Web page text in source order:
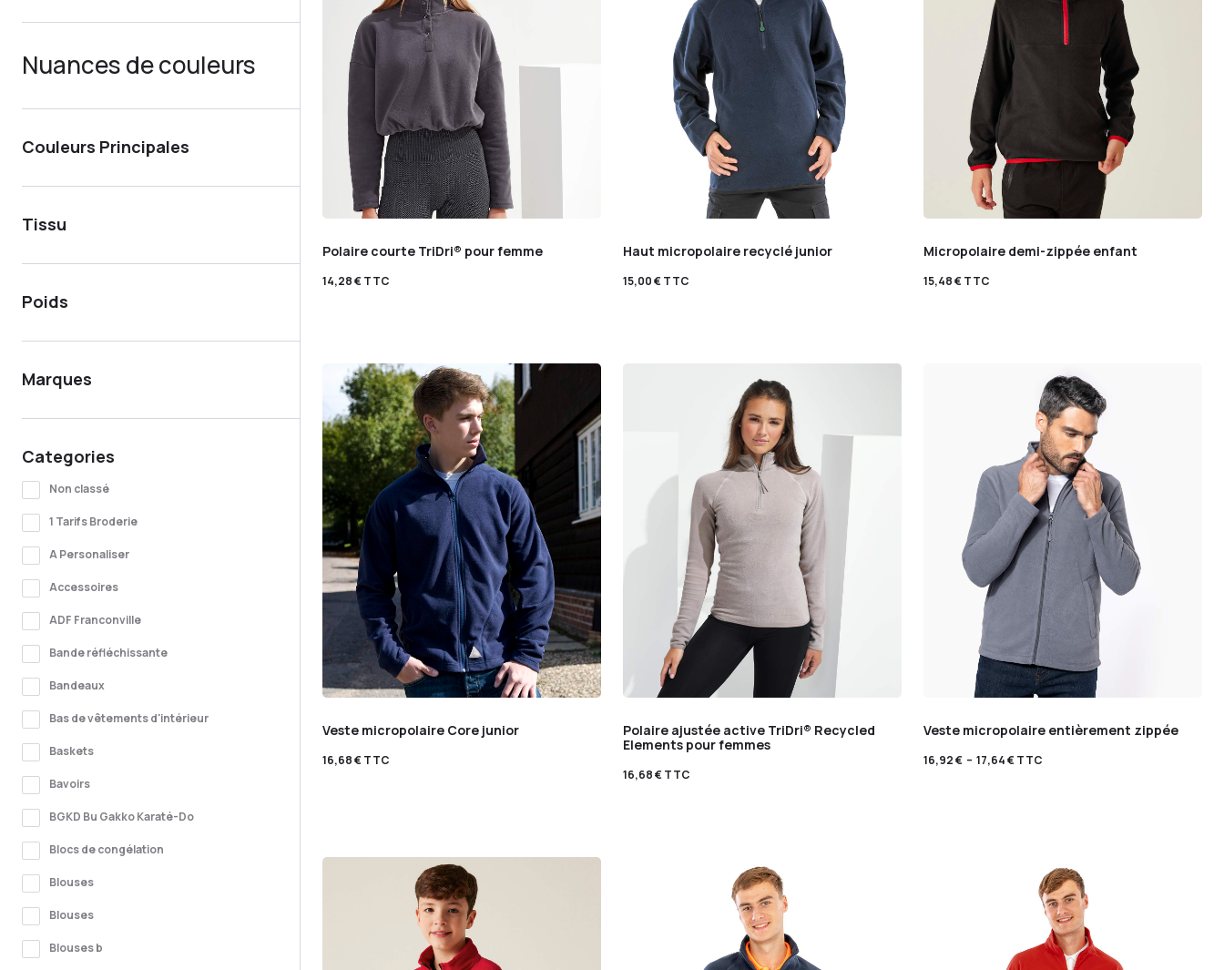
Nuances de couleurs
Couleurs Principales
Tissu
Poids
Marques
Categories
Non classé
1 Tarifs Broderie
A Personaliser
Accessoires
ADF Franconville
Bande réfléchissante
Bandeaux
Bas de vêtements d'intérieur
Baskets
Bavoirs
BGKD Bu Gakko Karaté-Do
Blocs de congélation
Blouses
Blouses
Blouses b
Polaire courte TriDri® pour femme
14,28€TTC
Haut micropolaire recyclé junior
15,00€TTC
Micropolaire demi-zippée enfant
15,48€TTC
Veste micropolaire Core junior
16,68€TTC
Polaire ajustée active TriDri® Recycled
Elements pour femmes
16,68€TTC
Veste micropolaire entièrement zippée
16,92€ – 17,64€TTC